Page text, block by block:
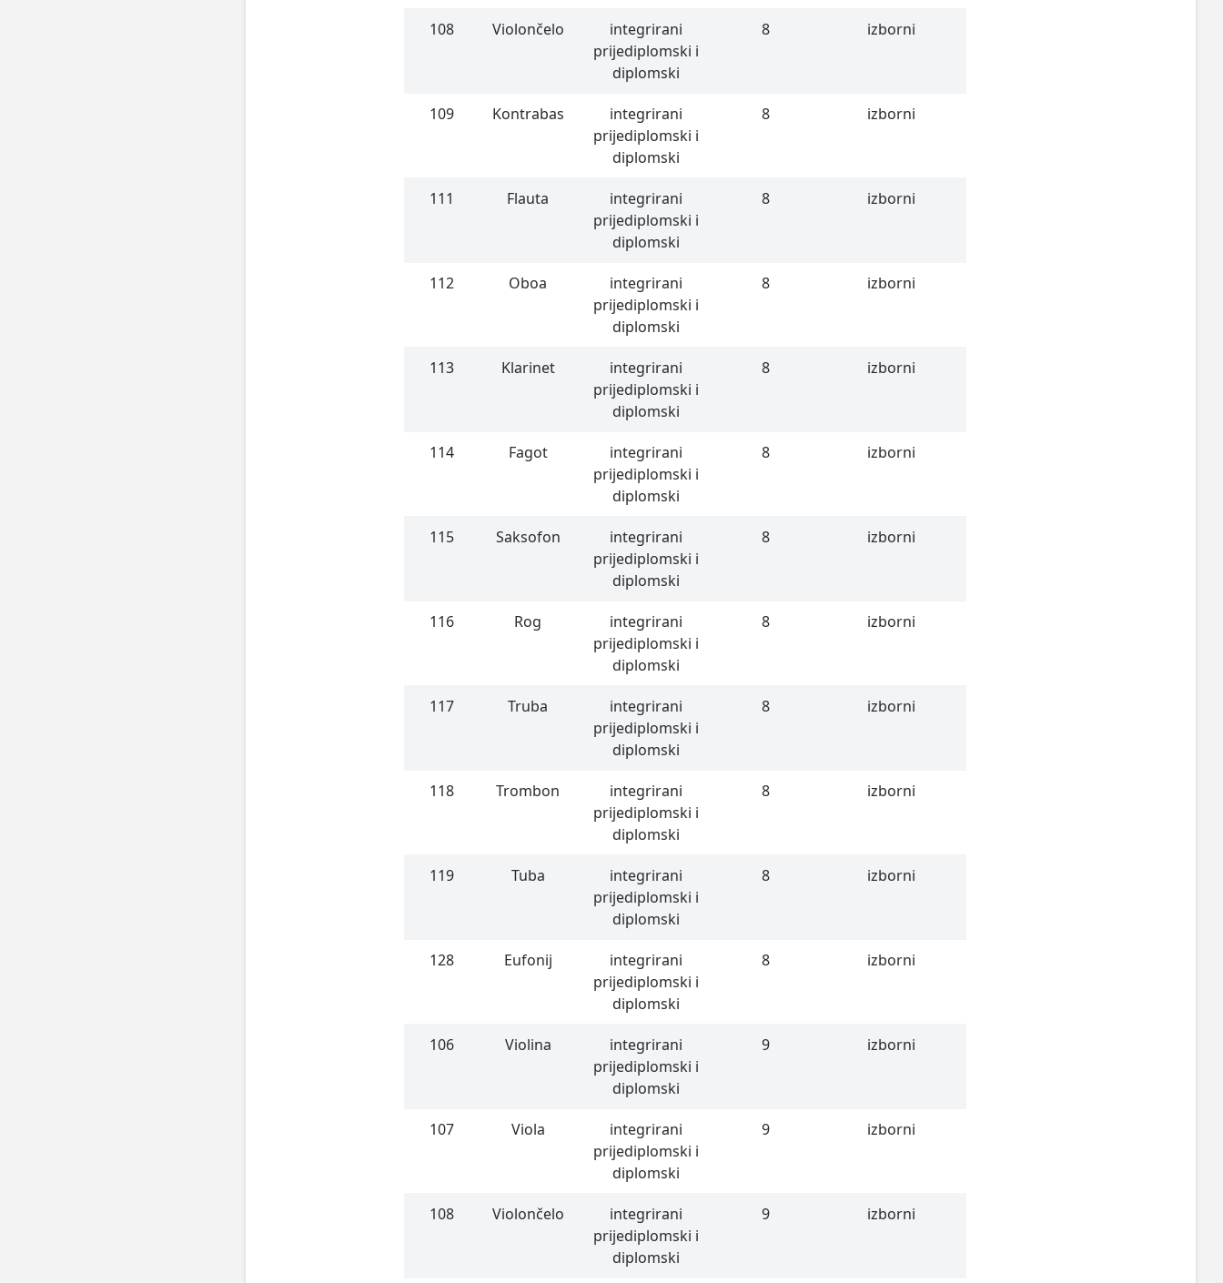
108 Violončelo
integrirani
prijediplomski i
diplomski
8 izborni
109 Kontrabas
integrirani
prijediplomski i
diplomski
8 izborni
111 Flauta
integrirani
prijediplomski i
diplomski
8 izborni
112 Oboa
integrirani
prijediplomski i
diplomski
8 izborni
113 Klarinet
integrirani
prijediplomski i
diplomski
8 izborni
114 Fagot
integrirani
prijediplomski i
diplomski
8 izborni
115 Saksofon
integrirani
prijediplomski i
diplomski
8 izborni
116 Rog
integrirani
prijediplomski i
diplomski
8 izborni
117 Truba
integrirani
prijediplomski i
diplomski
8 izborni
118 Trombon
integrirani
prijediplomski i
diplomski
8 izborni
119 Tuba
integrirani
prijediplomski i
diplomski
8 izborni
128 Eufonij
integrirani
prijediplomski i
diplomski
8 izborni
106 Violina
integrirani
prijediplomski i
diplomski
9 izborni
107 Viola
integrirani
prijediplomski i
diplomski
9 izborni
108 Violončelo
integrirani
prijediplomski i
diplomski
9 izborni